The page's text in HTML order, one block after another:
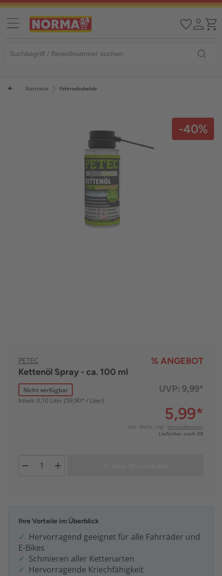
Startseite Fahrradzubehör
-40%
PETEC
% ANGEBOT
Kettenöl Spray - ca. 100 ml
Nicht verfügbar
Inhalt: 0,10 Liter (59,90* / Liter)
UVP: 9,99*
5,99*
inkl. MwSt. zzgl. Versandkosten:
Lieferbar nach DE
Ihre Vorteile im Überblick
Hervorragend geeignet für alle Fahrräder und
E-Bikes
Schmieren aller Kettenarten
Hervorragende Kriechfähigkeit